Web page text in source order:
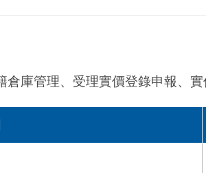
庫管理、受理實價登錄申報、實